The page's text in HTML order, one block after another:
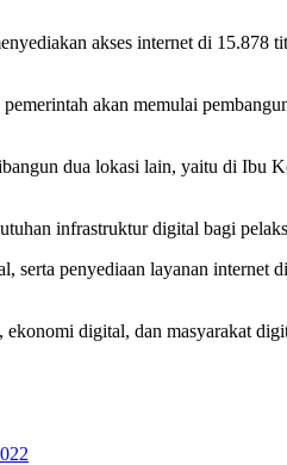
akses internet di 15.878
akan memulai
dua lokasi lain, yaitu di Ibu
infrastruktur digital bagi
penyediaan layanan internet
digital, dan masyarakat